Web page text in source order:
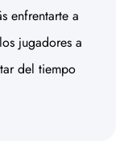
enfrentarte a
jugadores a
del tiempo